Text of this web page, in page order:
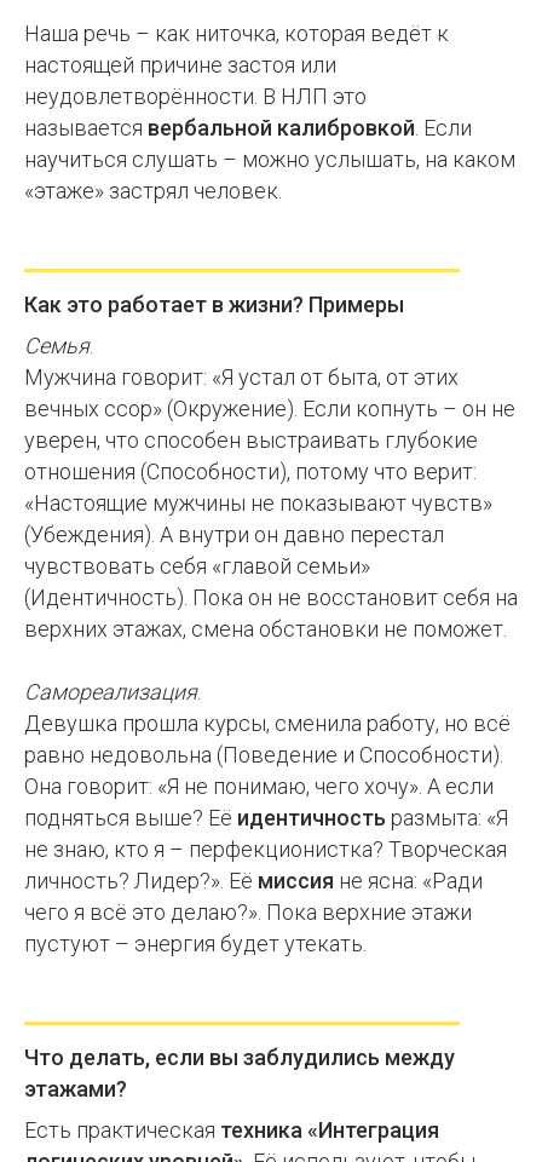
Наша речь – как ниточка, которая ведёт к
настоящей причине застоя или
неудовлетворённости. В НЛП это
называется вербальной калибровкой . Если
научиться слушать – можно услышать, на каком
«этаже» застрял человек.
Как это работает в жизни? Примеры
Семья.
Мужчина говорит: «Я устал от быта, от этих
вечных ссор» (Окружение). Если копнуть – он не
уверен, что способен выстраивать глубокие
отношения (Способности), потому что верит:
«Настоящие мужчины не показывают чувств»
(Убеждения). А внутри он давно перестал
чувствовать себя «главой семьи»
(Идентичность). Пока он не восстановит себя на
верхних этажах, смена обстановки не поможет.
Самореализация.
Девушка прошла курсы, сменила работу, но всё
равно недовольна (Поведение и Способности).
Она говорит: «Я не понимаю, чего хочу». А если
подняться выше? Её идентичность размыта: «Я
не знаю, кто я – перфекционистка? Творческая
личность? Лидер?». Её миссия не ясна: «Ради
чего я всё это делаю?». Пока верхние этажи
пустуют – энергия будет утекать.
Что делать, если вы заблудились между
этажами?
Есть практическая техника «Интеграция